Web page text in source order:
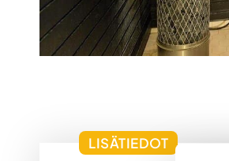
LISÄTIEDOT